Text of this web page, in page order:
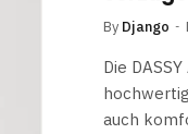
By Django
Die
auch